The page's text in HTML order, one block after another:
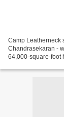
Camp Leatherneck
Chandrasekaran -
64,000-square-foot